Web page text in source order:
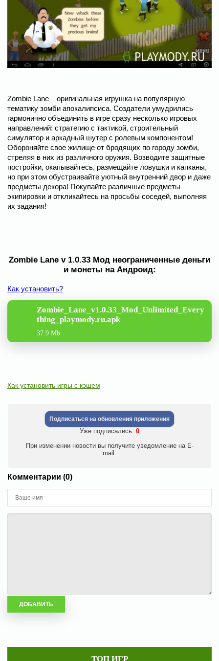
Zombie Lane – оригинальная игрушка на популярную
тематику зомби апокалипсиса. Создатели умудрились
гармонично объединить в игре сразу несколько игровых
направлений: стратегию с тактикой, строительный
симулятор и аркадный шутер с ролевым компонентом!
Обороняйте свое жилище от бродящих по городу зомби,
стреляя в них из различного оружия. Возводите защитные
постройки, окапывайтесь, размещайте ловушки и капканы,
но при этом обустраивайте уютный внутренний двор и даже
предметы декора! Покупайте различные предметы
экипировки и откликайтесь на просьбы соседей, выполняя
их задания!
Zombie Lane v 1.0.33 Мод неограниченные деньги
и монеты на Андроид:
Как установить?
Zombie_Lane_v1.0.33_Mod_Unlimited_Every
thing_playmody.ru.apk
37.9 Mb
Как установить игры с кэшем
Подписаться на обновления приложения
Уже подписались: 0
При изменении новости вы получите уведомление на E-
mail.
Комментарии (0)
ТОП ИГР